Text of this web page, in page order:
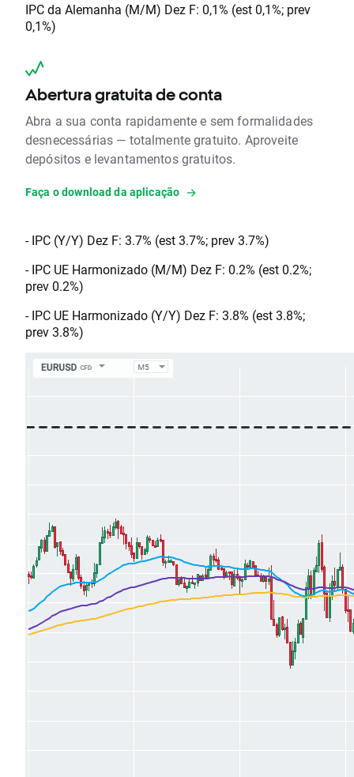
IPC da Alemanha (M/M) Dez F: 0,1% (est 0,1%; prev
0,1%)
Abertura gratuita de conta
Abra a sua conta rapidamente e sem formalidades
desnecessárias — totalmente gratuito. Aproveite
depósitos e levantamentos gratuitos.
Faça o download da aplicação
- IPC (Y/Y) Dez F: 3.7% (est 3.7%; prev 3.7%)
- IPC UE Harmonizado (M/M) Dez F: 0.2% (est 0.2%;
prev 0.2%)
- IPC UE Harmonizado (Y/Y) Dez F: 3.8% (est 3.8%;
prev 3.8%)